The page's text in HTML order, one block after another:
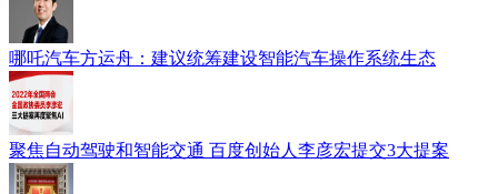
哪吒汽车方运舟：建议统筹建设智能汽车操作系统生态
聚焦自动驾驶和智能交通 百度创始人李彦宏提交3大提案